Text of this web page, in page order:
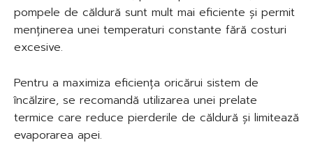
pompele de căldură sunt mult mai eficiente și permit
menținerea unei temperaturi constante fără costuri
excesive.
Pentru a maximiza eficiența oricărui sistem de
încălzire, se recomandă utilizarea unei prelate
termice care reduce pierderile de căldură și limitează
evaporarea apei.